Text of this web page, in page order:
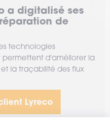
a digitalisé ses
de
technologies
permettent d'améliorer la
la traçabilité des flux
Lyreco